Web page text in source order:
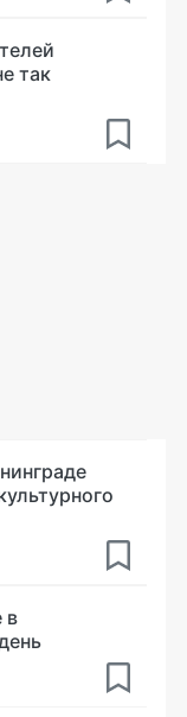
так
в